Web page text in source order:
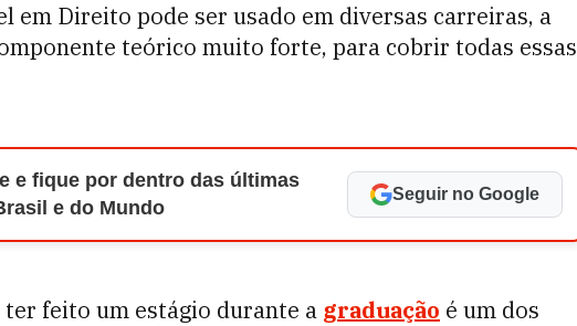
em Direito pode ser usado em diversas carreiras, a
teórico muito forte, para cobrir todas essas
e fique por dentro das últimas
e do Mundo
Seguir no Google
feito um estágio durante a graduação é um dos